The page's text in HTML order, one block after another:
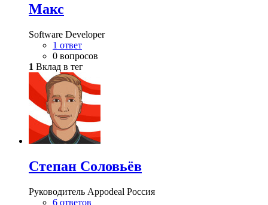
Макс
Software Developer
1 ответ
0 вопросов
1 Вклад в тег
Степан Соловьёв
Руководитель Appodeal Россия
6 ответов